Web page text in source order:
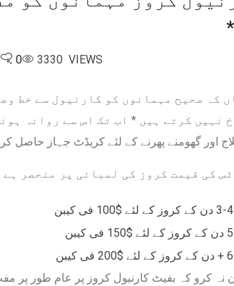
0 3330 VIEWS
کہ صحیح مہمانوں کو کارنیول سے خط
اور گھومنے پھرنے کے لئے کریڈٹ جہاز حاصل
کی قیمت کروز کی لمبائی پر منحصر ہے
3-4 دن کے کروز کے لئے $100 فی کیبن
5 دن کے کروز کے لئے $150 فی کیبن
6 + دن کے کروز کے لئے $200 فی کیبن
نہ کرو کہ بفیٹ کارنیول کروز پر عام طور